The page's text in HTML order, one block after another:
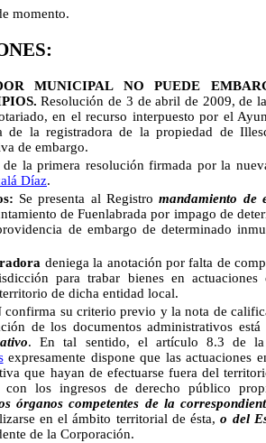
MUNICIPAL NO PUEDE
Resolución de 3 de abril de 2009, de
en el recurso interpuesto por el
de la registradora de la propiedad de
de embargo.
resolución firmada por la nueva
Díaz.
Se presenta al Registromandamiento de
de Fuenlabrada por impago de
de embargo de determinado
deniega la anotación por falta de
para trabar bienes en actuaciones
de dicha entidad local.
confirma su criterio previo y la nota de
de los documentos administrativos
. En tal sentido, el artículo 8.3 de
expresamente dispone que las actuaciones
que hayan de efectuarse fuera del
con los ingresos de derecho público
órganos competentes de la
en el ámbito territorial de ésta, o del
de la Corporación.